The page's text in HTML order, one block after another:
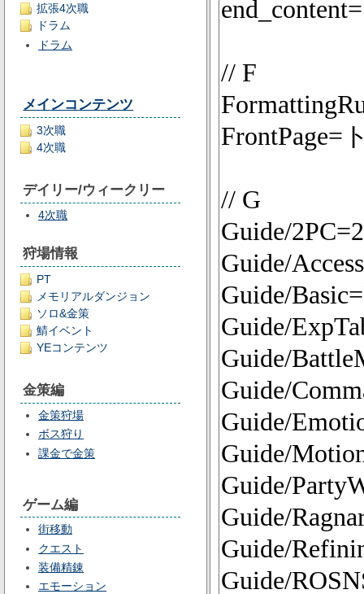
拡張4次職
ドラム
ドラム
メインコンテンツ
3次職
4次職
デイリー/ウィークリー
4次職
狩場情報
PT
メモリアルダンジョン
ソロ&金策
鯖イベント
YEコンテンツ
金策編
金策狩場
ボス狩り
課金で金策
ゲーム編
街移動
クエスト
装備精錬
エモーション